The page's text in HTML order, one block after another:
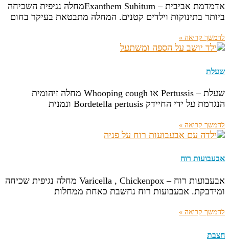
אדמדמת אביבית – Exanthem Subitumמחלה נגיפית השכיחה
ביותר בתינוקות וילדים קטנים. המחלה מתבטאת בעיקר בחום
להמשך קריאה »
שעלת
שעלת – Pertussis או Whooping cough מחלה זיהומית
הנגרמת על ידי החיידק Bordetella pertusis ונמנית
להמשך קריאה »
אבעבועות רוח
אבעבועות רוח – Varicella , Chickenpox מחלה נגיפית שכיחה
ומידבקת. אבעבועות רוח נחשבת כאחת ממחלות
להמשך קריאה »
חצבת